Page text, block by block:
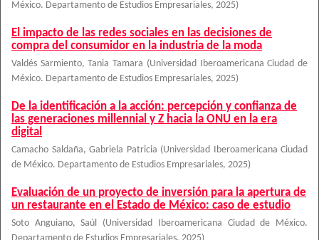
México. Departamento de Estudios Empresariales, 2025)
El impacto de las redes sociales en las decisiones de
compra del consumidor en la industria de la moda
Valdés Sarmiento, Tania Tamara (Universidad Iberoamericana Ciudad de
México. Departamento de Estudios Empresariales, 2025)
De la identificación a la acción: percepción y confianza de
las generaciones millennial y Z hacia la ONU en la era
digital
Camacho Saldaña, Gabriela Patricia (Universidad Iberoamericana Ciudad
de México. Departamento de Estudios Empresariales, 2025)
Evaluación de un proyecto de inversión para la apertura de
un restaurante en el Estado de México: caso de estudio
Soto Anguiano, Saúl (Universidad Iberoamericana Ciudad de México.